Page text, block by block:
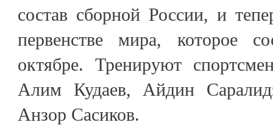
состав сборной России, и
первенстве мира, которое
октябре. Тренируют
Алим Кудаев, Айдин
Анзор Сасиков.